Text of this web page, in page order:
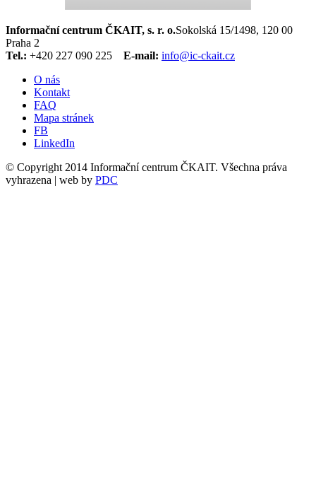
Informační centrum ČKAIT, s. r. o.Sokolská 15/1498, 120 00
Praha 2
Tel.: +420 227 090 225 E-mail: info@ic-ckait.cz
O nás
Kontakt
FAQ
Mapa stránek
FB
LinkedIn
© Copyright 2014 Informační centrum ČKAIT. Všechna práva
vyhrazena | web by PDC